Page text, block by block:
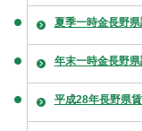
夏季一時金長野
年末一時金長野
平成28年長野県